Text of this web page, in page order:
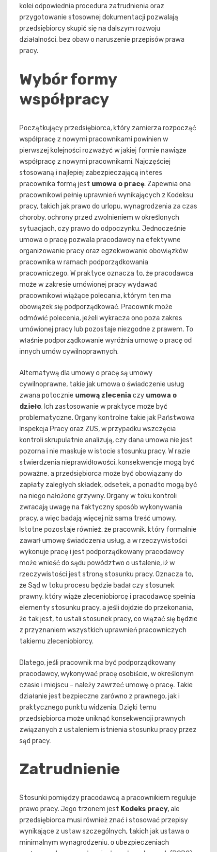
kolei odpowiednia procedura zatrudnienia oraz
przygotowanie stosownej dokumentacji pozwalają
przedsiębiorcy skupić się na dalszym rozwoju
działalności, bez obaw o naruszenie przepisów prawa
pracy.
Wybór formy
współpracy
Początkujący przedsiębiorca, który zamierza rozpocząć
współpracę z nowymi pracownikami powinien w
pierwszej kolejności rozważyć w jakiej formie nawiąże
współpracę z nowymi pracownikami. Najczęściej
stosowaną i najlepiej zabezpieczającą interes
pracownika formą jest umowa o pracę. Zapewnia ona
pracownikowi pełnię uprawnień wynikających z Kodeksu
pracy, takich jak prawo do urlopu, wynagrodzenia za czas
choroby, ochrony przed zwolnieniem w określonych
sytuacjach, czy prawo do odpoczynku. Jednocześnie
umowa o pracę pozwala pracodawcy na efektywne
organizowanie pracy oraz egzekwowanie obowiązków
pracownika w ramach podporządkowania
pracowniczego. W praktyce oznacza to, że pracodawca
może w zakresie umówionej pracy wydawać
pracownikowi wiążące polecania, którym ten ma
obowiązek się podporządkować. Pracownik może
odmówić polecenia, jeżeli wykracza ono poza zakres
umówionej pracy lub pozostaje niezgodne z prawem. To
właśnie podporządkowanie wyróżnia umowę o pracę od
innych umów cywilnoprawnych.
Alternatywą dla umowy o pracę są umowy
cywilnoprawne, takie jak umowa o świadczenie usług
zwana potocznie umową zlecenia czy umowa o
dzieło. Ich zastosowanie w praktyce może być
problematyczne. Organy kontrolne takie jak Państwowa
Inspekcja Pracy oraz ZUS, w przypadku wszczęcia
kontroli skrupulatnie analizują, czy dana umowa nie jest
pozorna i nie maskuje w istocie stosunku pracy. W razie
stwierdzenia nieprawidłowości, konsekwencje mogą być
poważne, a przedsiębiorca może być obowiązany do
zapłaty zaległych składek, odsetek, a ponadto mogą być
na niego nałożone grzywny. Organy w toku kontroli
zwracają uwagę na faktyczny sposób wykonywania
pracy, a więc badają więcej niż sama treść umowy.
Istotne pozostaje również, że pracownik, który formalnie
zawarł umowę świadczenia usług, a w rzeczywistości
wykonuje pracę i jest podporządkowany pracodawcy
może wnieść do sądu powództwo o ustalenie, iż w
rzeczywistości jest stroną stosunku pracy. Oznacza to,
że Sąd w toku procesu będzie badał czy stosunek
prawny, który wiąże zleceniobiorcę i pracodawcę spełnia
elementy stosunku pracy, a jeśli dojdzie do przekonania,
że tak jest, to ustali stosunek pracy, co wiązać się będzie
z przyznaniem wszystkich uprawnień pracowniczych
takiemu zleceniobiorcy.
Dlatego, jeśli pracownik ma być podporządkowany
pracodawcy, wykonywać pracę osobiście, w określonym
czasie i miejscu – należy zawrzeć umowę o pracę. Takie
działanie jest bezpieczne zarówno z prawnego, jak i
praktycznego punktu widzenia. Dzięki temu
przedsiębiorca może uniknąć konsekwencji prawnych
związanych z ustaleniem istnienia stosunku pracy przez
sąd pracy.
Zatrudnienie
Stosunki pomiędzy pracodawcą a pracownikiem reguluje
prawo pracy. Jego trzonem jest Kodeks pracy, ale
przedsiębiorca musi również znać i stosować przepisy
wynikające z ustaw szczególnych, takich jak ustawa o
minimalnym wynagrodzeniu, o ubezpieczeniach